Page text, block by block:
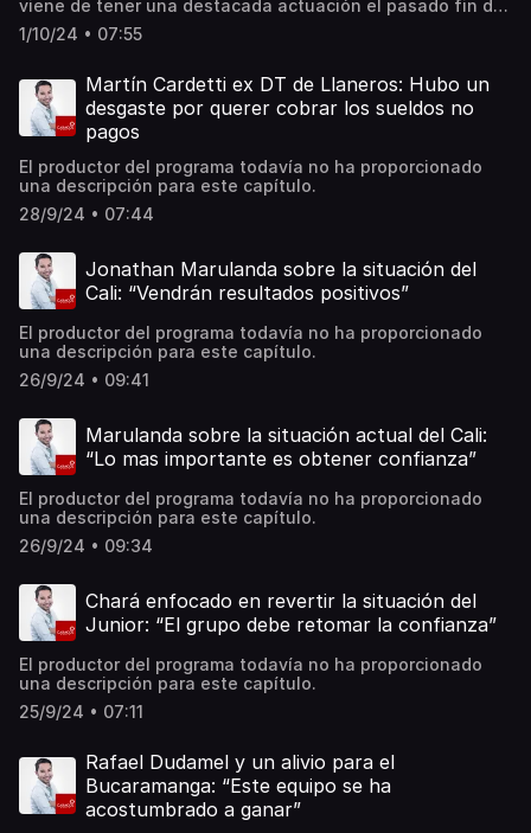
viene de tener una destacada actuación el pasado fin de
semana en el juego ante Envigado, donde fue elegido
como la figura del encuentro, dialogó con El Alargue de
equipo, el rendimiento de algunos jugadores y habló de
los rumores de una supuesta división al interior del grupo.
1/10/24 • 07:55
Martín Cardetti ex DT de Llaneros: Hubo un
desgaste por querer cobrar los sueldos no
pagos
El productor del programa todavía no ha proporcionado
una descripción para este capítulo.
28/9/24 • 07:44
Jonathan Marulanda sobre la situación del
Cali: “Vendrán resultados positivos”
El productor del programa todavía no ha proporcionado
una descripción para este capítulo.
26/9/24 • 09:41
Marulanda sobre la situación actual del Cali:
“Lo mas importante es obtener confianza”
El productor del programa todavía no ha proporcionado
una descripción para este capítulo.
26/9/24 • 09:34
Chará enfocado en revertir la situación del
Junior: “El grupo debe retomar la confianza”
El productor del programa todavía no ha proporcionado
una descripción para este capítulo.
25/9/24 • 07:11
Rafael Dudamel y un alivio para el
Bucaramanga: “Este equipo se ha
acostumbrado a ganar”